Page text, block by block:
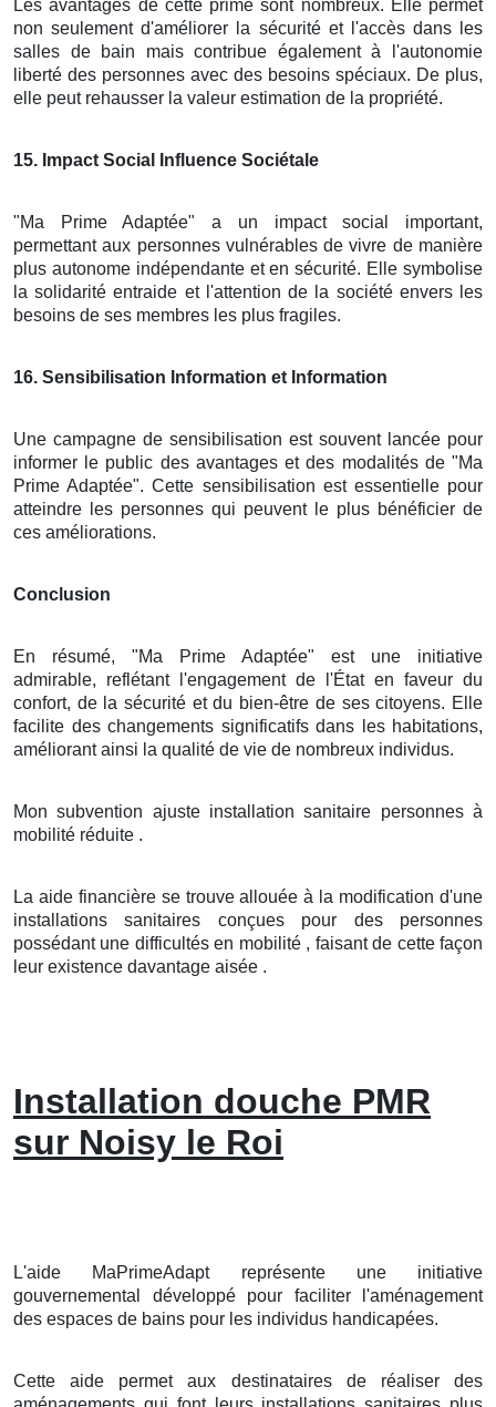
Les avantages de cette prime sont nombreux. Elle permet
non seulement d'améliorer la sécurité et l'accès dans les
salles de bain mais contribue également à l'autonomie
liberté des personnes avec des besoins spéciaux. De plus,
elle peut rehausser la valeur estimation de la propriété.
15. Impact Social Influence Sociétale
"Ma Prime Adaptée" a un impact social important,
permettant aux personnes vulnérables de vivre de manière
plus autonome indépendante et en sécurité. Elle symbolise
la solidarité entraide et l'attention de la société envers les
besoins de ses membres les plus fragiles.
16. Sensibilisation Information et Information
Une campagne de sensibilisation est souvent lancée pour
informer le public des avantages et des modalités de "Ma
Prime Adaptée". Cette sensibilisation est essentielle pour
atteindre les personnes qui peuvent le plus bénéficier de
ces améliorations.
Conclusion
En résumé, "Ma Prime Adaptée" est une initiative
admirable, reflétant l'engagement de l'État en faveur du
confort, de la sécurité et du bien-être de ses citoyens. Elle
facilite des changements significatifs dans les habitations,
améliorant ainsi la qualité de vie de nombreux individus.
Mon subvention ajuste installation sanitaire personnes à
mobilité réduite .
La aide financière se trouve allouée à la modification d'une
installations sanitaires conçues pour des personnes
possédant une difficultés en mobilité , faisant de cette façon
leur existence davantage aisée .
Installation douche PMR
sur Noisy le Roi
L'aide MaPrimeAdapt représente une initiative
gouvernemental développé pour faciliter l'aménagement
des espaces de bains pour les individus handicapées.
Cette aide permet aux destinataires de réaliser des